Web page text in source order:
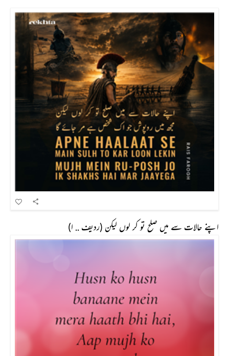
اپنے حالات سے میں صلح تو کر لوں لیکن (ردیف .. ا)